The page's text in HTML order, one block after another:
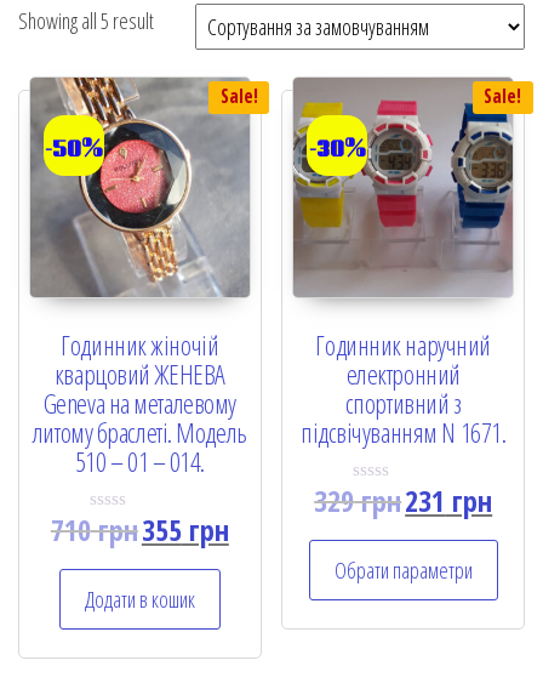
Showing all 5 result
Sale!
-50%
Годинник жіночій
кварцовий ЖЕНЕВА
Geneva на металевому
литому браслеті. Модель
510 – 01 – 014.
R
a
d
0
o
u
710грн355грн
Додати в кошик
Sale!
-30%
Годинник наручний
електронний
спортивний з
підсвічуванням N 1671.
R
d
0
o
u
329грн231 грн
Обрати параметри